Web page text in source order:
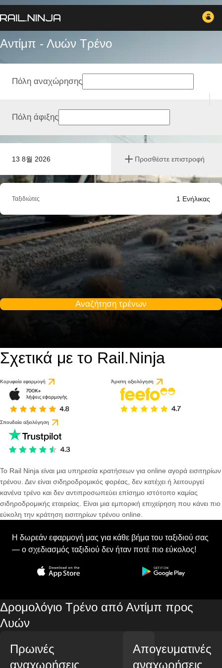
Αντίμπ - Λυών Tρένο
13 8월 2026 Προσθέστε επιστροφή
Πόλη αναχώρησης
Πόλη άφιξης
Ταξιδιώτες 1 Ενήλικας
Αναζήτηση τρένων
Σχετικά με το Rail.Ninja
Κορυφαία εφαρμογή Άριστη αξιολόγηση
Σπουδαία αξιολόγηση
Το Rail Ninja είναι μια υπηρεσία κρατήσεων για online αγορά εισιτηρίων
τρένου. Δεν είναι σιδηροδρομικός φορέας, δεν κατέχει ή λειτουργεί
κανένα τρένο και δεν αντιπροσωπεύει επίσημο ιστότοπο καμίας
σιδηροδρομικής εταιρείας. Είναι μια εμπορική επιχείρηση που κάνει πιο
εύκολη την κράτηση εισιτηρίων τρένου online.
Η δωρεάν εφαρμογή μας για κάθε βήμα του ταξιδιού σας
— ο σχεδιασμός ταξιδιού δεν ήταν ποτέ πιο εύκολος!
Δρομολόγιο Τρένο από Αντίμπ προς
Λυών
Πρωινές
αναχωρήσεις
Απογευματινές
αναχωρήσεις